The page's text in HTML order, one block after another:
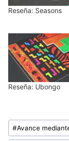
Reseña: Seasons
Reseña: Ubongo
Etiquetas
de
#Avance